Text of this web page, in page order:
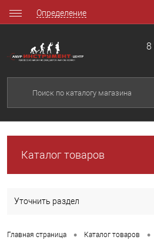
Определение
8
Каталог товаров
Уточнить раздел
Главная страница • Каталог товаров •